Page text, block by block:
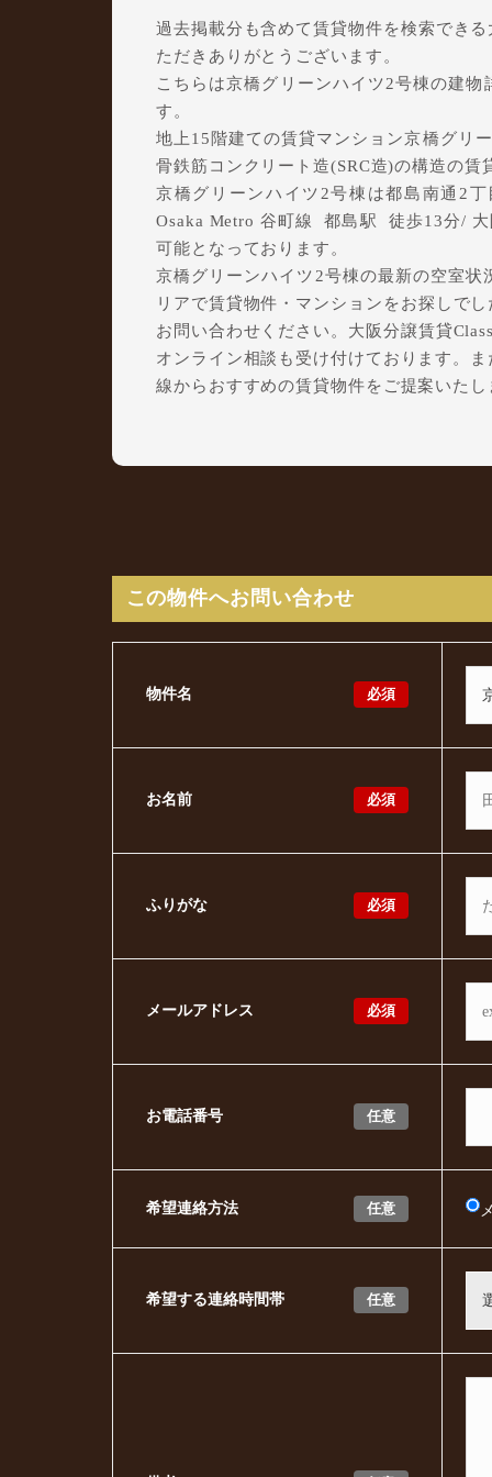
過去掲載分も含めて賃貸物件を検索でき
ただきありがとうございます。
こちらは京橋グリーンハイツ2号棟の建
す。
地上15階建ての賃貸マンション京橋グリ
骨鉄筋コンクリート造(SRC造)の構造の賃
京橋グリーンハイツ2号棟は都島南通2
Osaka Metro 谷町線 都島駅 徒歩13分/
可能となっております。
京橋グリーンハイツ2号棟の最新の空室
リアで賃貸物件・マンションをお探しで
お問い合わせください。大阪分譲賃貸
オンライン相談も受け付けております。
線からおすすめの賃貸物件をご提案いたし
この物件へお問い合わせ
必須
物件名
必須
お名前
必須
ふりがな
必須
メールアドレス
任意
お電話番号
任意
希望連絡方法
任意
希望する連絡時間帯